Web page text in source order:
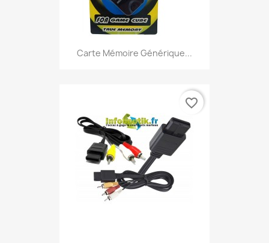
Carte Mémoire Générique...
favorite_border